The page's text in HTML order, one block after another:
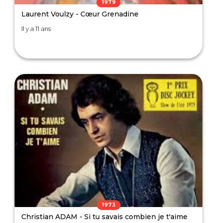
1979
Laurent Voulzy - Cœur Grenadine
Il y a 11 ans
1973
Christian ADAM - Si tu savais combien je t'aime